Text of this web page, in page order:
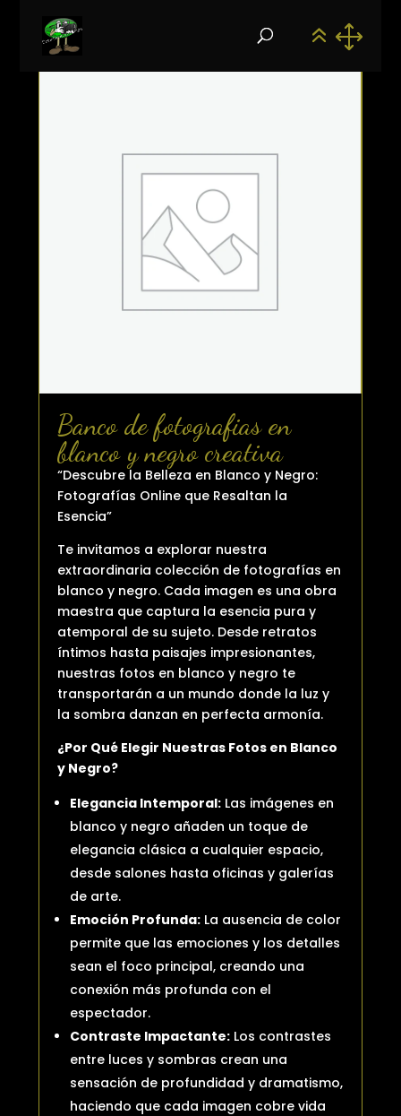
Banco de fotografias en
blanco y negro creativa
“Descubre la Belleza en Blanco y Negro:
Fotografías Online que Resaltan la
Esencia”
Te invitamos a explorar nuestra
extraordinaria colección de fotografías en
blanco y negro. Cada imagen es una obra
maestra que captura la esencia pura y
atemporal de su sujeto. Desde retratos
íntimos hasta paisajes impresionantes,
nuestras fotos en blanco y negro te
transportarán a un mundo donde la luz y
la sombra danzan en perfecta armonía.
¿Por Qué Elegir Nuestras Fotos en Blanco
y Negro?
Elegancia Intemporal:Las imágenes en
blanco y negro añaden un toque de
elegancia clásica a cualquier espacio,
desde salones hasta oficinas y galerías
de arte.
Emoción Profunda:La ausencia de color
permite que las emociones y los detalles
sean el foco principal, creando una
conexión más profunda con el
espectador.
Contraste Impactante:Los contrastes
entre luces y sombras crean una
sensación de profundidad y dramatismo,
haciendo que cada imagen cobre vida